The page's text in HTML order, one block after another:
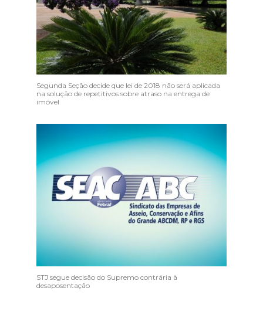
Segunda Seção decide que lei de 2018 não será aplicada
na solução de repetitivos sobre atraso na entrega de
imóvel
STJ segue decisão do Supremo contrária à
desaposentação